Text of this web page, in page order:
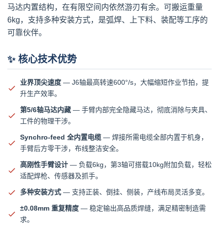
马达内置结构，在有限空间内依然游刃有余。可搬运重量
6kg，支持多种安装方式，是弧焊、上下料、装配等工序的
可靠伙伴。
✨ 核心技术优势
业界顶尖速度 — J6轴最高转速600°/s，大幅缩短作业节拍，提
升生产效率。
第5/6轴马达内藏 — 手臂内部完全隐藏马达，彻底消除与夹具、
工件的物理干涉。
Synchro-feed 全内置电缆 — 焊接所需电缆全部内置于机身，
手臂后方零干涉，布线整洁安全。
高刚性手臂设计 — 负载6kg，第3轴可搭载10kg附加负载，轻松
适配焊枪、传感器及抓手。
多种安装方式 — 支持正装、倒挂、侧装，产线布局灵活多变。
±0.08mm 重复精度 — 稳定输出高品质焊缝，满足精密制造需
求。